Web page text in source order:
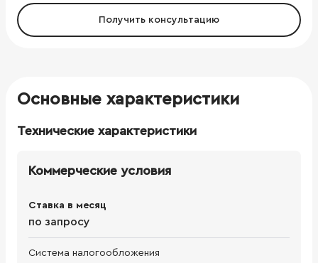
Получить консультацию
Основные характеристики
Технические характеристики
Коммерческие условия
Ставка в месяц
по запросу
Система налогообложения